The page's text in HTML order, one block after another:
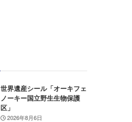
世界遺産シール「オーキフェ
ノーキー国立野生生物保護
区」
2026年8月6日